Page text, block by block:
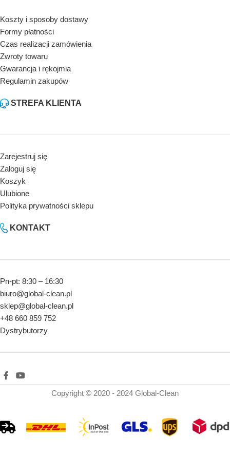
Koszty i sposoby dostawy
Formy płatności
Czas realizacji zamówienia
Zwroty towaru
Gwarancja i rękojmia
Regulamin zakupów
STREFA KLIENTA
Zarejestruj się
Zaloguj się
Koszyk
Ulubione
Polityka prywatności sklepu
KONTAKT
Pn-pt: 8:30 – 16:30
biuro@global-clean.pl
sklep@global-clean.pl
+48 660 859 752
Dystrybutorzy
Copyright © 2020 - 2024 Global-Clean